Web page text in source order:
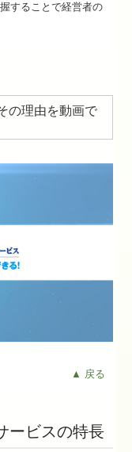
することで経営者の
の理由を動画で
▲ 戻る
ービスの特長